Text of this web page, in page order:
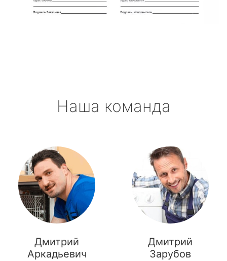
Наша команда
Дмитрий
Аркадьевич
Дмитрий
Зарубов